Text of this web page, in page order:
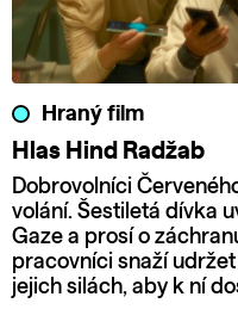
Hraný film
Hlas Hind Radžab
Dobrovolníci
volání. Šestiletá dívka
Gaze a prosí o
pracovníci snaží
jejich silách, aby k ní